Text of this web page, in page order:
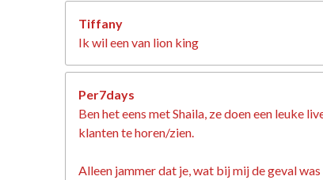
Tiffany
Ik wil een van lion king
Per7days
Ben het eens met Shaila, ze doen een leuke
klanten te horen/zien.
Alleen jammer dat je, wat bij mij de geval